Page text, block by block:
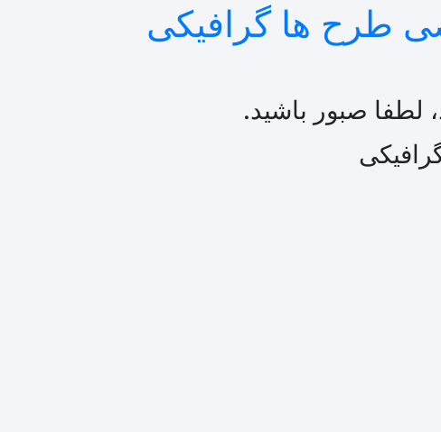
صبور باشید.